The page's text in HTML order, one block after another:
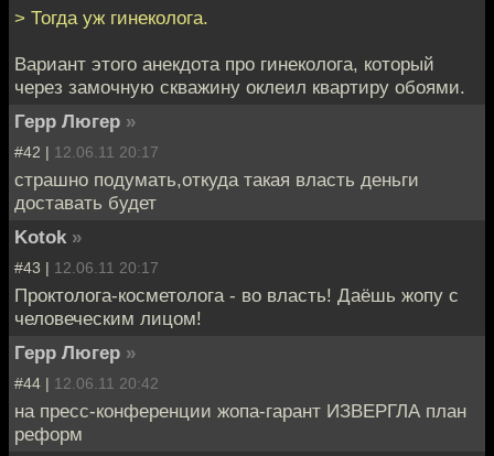
> Тогда уж гинеколога.
Вариант этого анекдота про гинеколога, который
через замочную скважину оклеил квартиру обоями.
Герр Люгер »
#42 | 12.06.11 20:17
страшно подумать,откуда такая власть деньги
доставать будет
Kotok »
#43 | 12.06.11 20:17
Проктолога-косметолога - во власть! Даёшь жопу с
человеческим лицом!
Герр Люгер »
#44 | 12.06.11 20:42
на пресс-конференции жопа-гарант ИЗВЕРГЛА план
реформ